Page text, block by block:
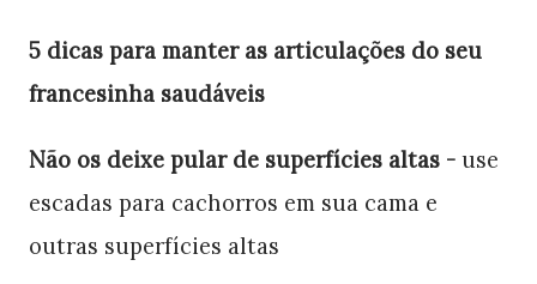
5 dicas para manter as articulações do seu
francesinha saudáveis
Não os deixe pular de superfícies altas - use
escadas para cachorros em sua cama e
outras superfícies altas